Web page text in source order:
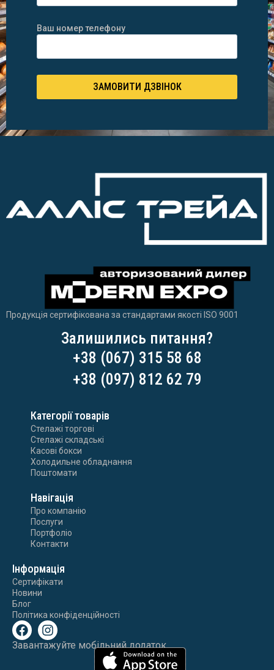
Ваш номер телефону
ЗАМОВИТИ ДЗВІНОК
Продукція сертифікована за стандартами якості ISO 9001
Залишились питання?
+38 (067) 315 58 68
+38 (097) 812 62 79
Категорії товарів
Стелажі торгові
Стелажі складські
Касові бокси
Холодильне обладнання
Поштомати
Навігація
Про компанію
Послуги
Портфоліо
Контакти
Інформація
Сертифікати
Новини
Блог
Політика конфіденційності
Завантажуйте мобільний додаток